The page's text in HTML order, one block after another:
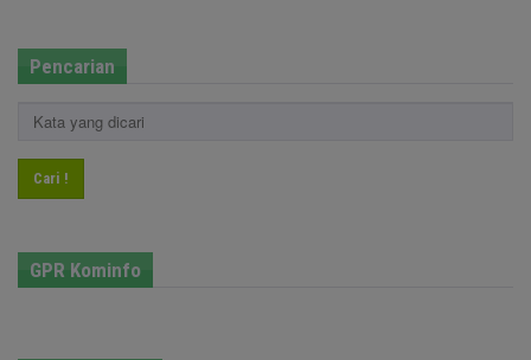
Pencarian
Cari !
GPR Kominfo